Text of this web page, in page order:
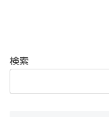
検索